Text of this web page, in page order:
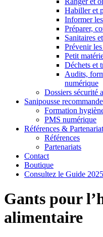
Habiller et
Informer
Préparer,
Sanitaires
Prévenir
Petit
Déchets et
Audits,
numérique
Dossiers sécurité
Sanipousse recommande
Formation
PMS numérique
Références &
Références
Partenariats
Contact
Boutique
Consultez le Guide
Gants pour
alimentaire